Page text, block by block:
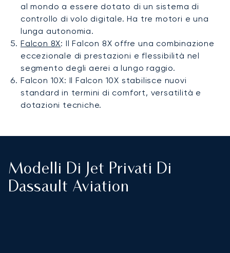
al mondo a essere dotato di un sistema di
controllo di volo digitale. Ha tre motori e una
lunga autonomia.
Falcon 8X: Il Falcon 8X offre una combinazione
eccezionale di prestazioni e flessibilità nel
segmento degli aerei a lungo raggio.
Falcon 10X: Il Falcon 10X stabilisce nuovi
standard in termini di comfort, versatilità e
dotazioni tecniche.
Modelli Di Jet Privati Di
Dassault Aviation